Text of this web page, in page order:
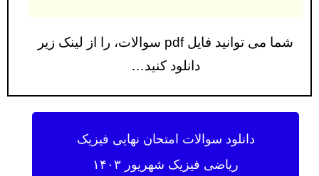
شما می توانید فایل pdf سوالات، را از لینک زیر
دانلود کنید…
دانلود سوالات امتحان نهایی فیزیک
ریاضی فیزیک شهریور ۱۴۰۳